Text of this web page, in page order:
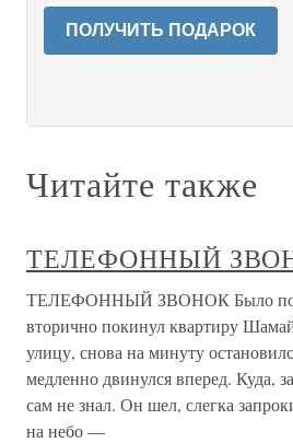
ПОЛУЧИТЬ ПОДАРОК
Читайте также
ТЕЛЕФОННЫЙ
ТЕЛЕФОННЫЙ ЗВОНОК Было
вторично покинул квартиру
улицу, снова на минуту
медленно двинулся вперед. Куда,
сам не знал. Он шел, слегка
на небо —